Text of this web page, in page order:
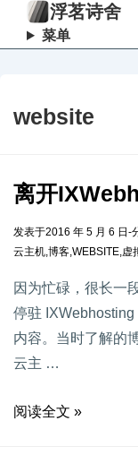
浮茗诗舍
菜单
website
离开
发表于2016 年 5 月 6 日 -
云主机,博客,WEBSITE,虚
因为忙碌，很长一
停驻
内容。当时了解的
云主 …
阅读全文 »